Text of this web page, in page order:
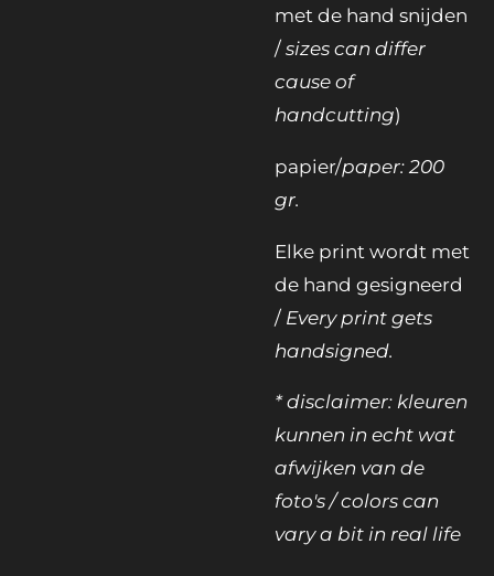
met de hand snijden
/ sizes can differ
cause of
handcutting)
papier/paper: 200
gr.
Elke print wordt met
de hand gesigneerd
/ Every print gets
handsigned.
* disclaimer: kleuren
kunnen in echt wat
afwijken van de
foto's / colors can
vary a bit in real life